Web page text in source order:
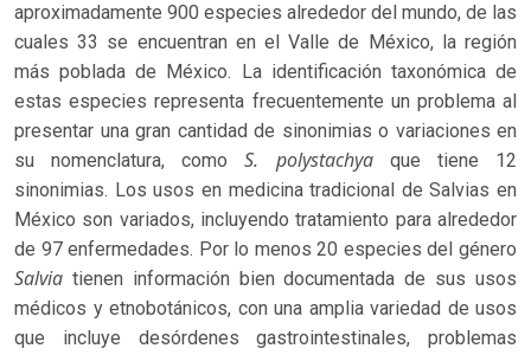
aproximadamente 900 especies alrededor del mundo, de las
cuales 33 se encuentran en el Valle de México, la región
más poblada de México. La identificación taxonómica de
estas especies representa frecuentemente un problema al
presentar una gran cantidad de sinonimias o variaciones en
su nomenclatura, comoS. polystachyaque tiene 12
sinonimias. Los usos en medicina tradicional de Salvias en
México son variados, incluyendo tratamiento para alrededor
de 97 enfermedades. Por lo menos 20 especies del género
Salvia tienen información bien documentada de sus usos
médicos y etnobotánicos, con una amplia variedad de usos
que incluye desórdenes gastrointestinales, problemas